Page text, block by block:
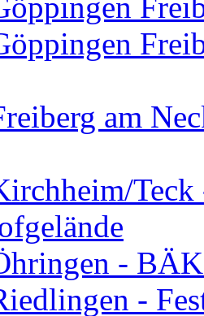
am
Teck
-
-